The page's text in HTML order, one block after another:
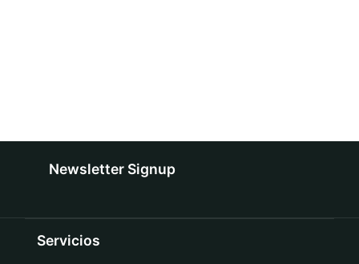
Newsletter Signup
Servicios